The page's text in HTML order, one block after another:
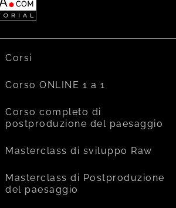
Corsi
Corso ONLINE 1 a 1
Corso completo di
postproduzione del paesaggio
Masterclass di sviluppo Raw
Masterclass di Postproduzione
del paesaggio